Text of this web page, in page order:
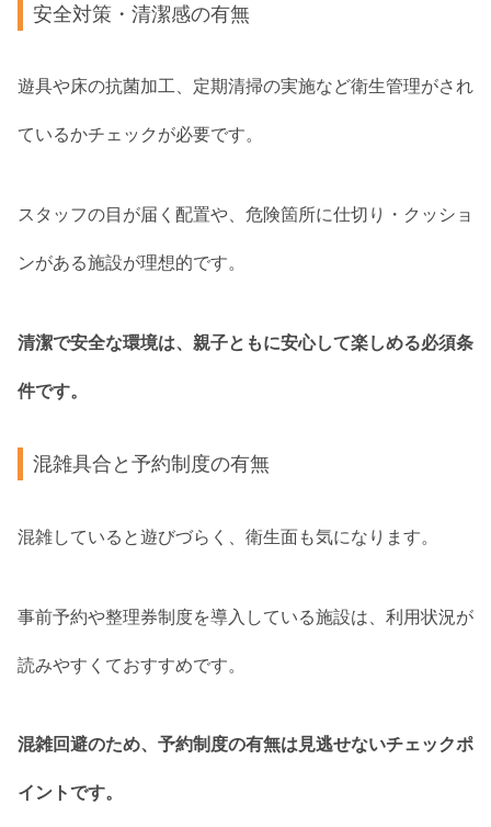
安全対策・清潔感の有無
遊具や床の抗菌加工、定期清掃の実施など衛生管理がされ
ているかチェックが必要です。
スタッフの目が届く配置や、危険箇所に仕切り・クッショ
ンがある施設が理想的です。
清潔で安全な環境は、親子ともに安心して楽しめる必須条
件です。
混雑具合と予約制度の有無
混雑していると遊びづらく、衛生面も気になります。
事前予約や整理券制度を導入している施設は、利用状況が
読みやすくておすすめです。
混雑回避のため、予約制度の有無は見逃せないチェックポ
イントです。